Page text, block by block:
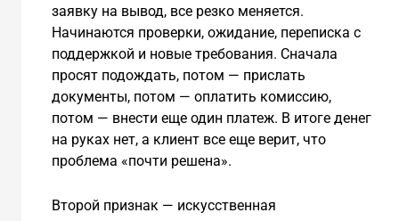
заявку на вывод, все резко меняется.
Начинаются проверки, ожидание, переписка с
поддержкой и новые требования. Сначала
просят подождать, потом — прислать
документы, потом — оплатить комиссию,
потом — внести еще один платеж. В итоге денег
на руках нет, а клиент все еще верит, что
проблема «почти решена».
Второй признак — искусственная